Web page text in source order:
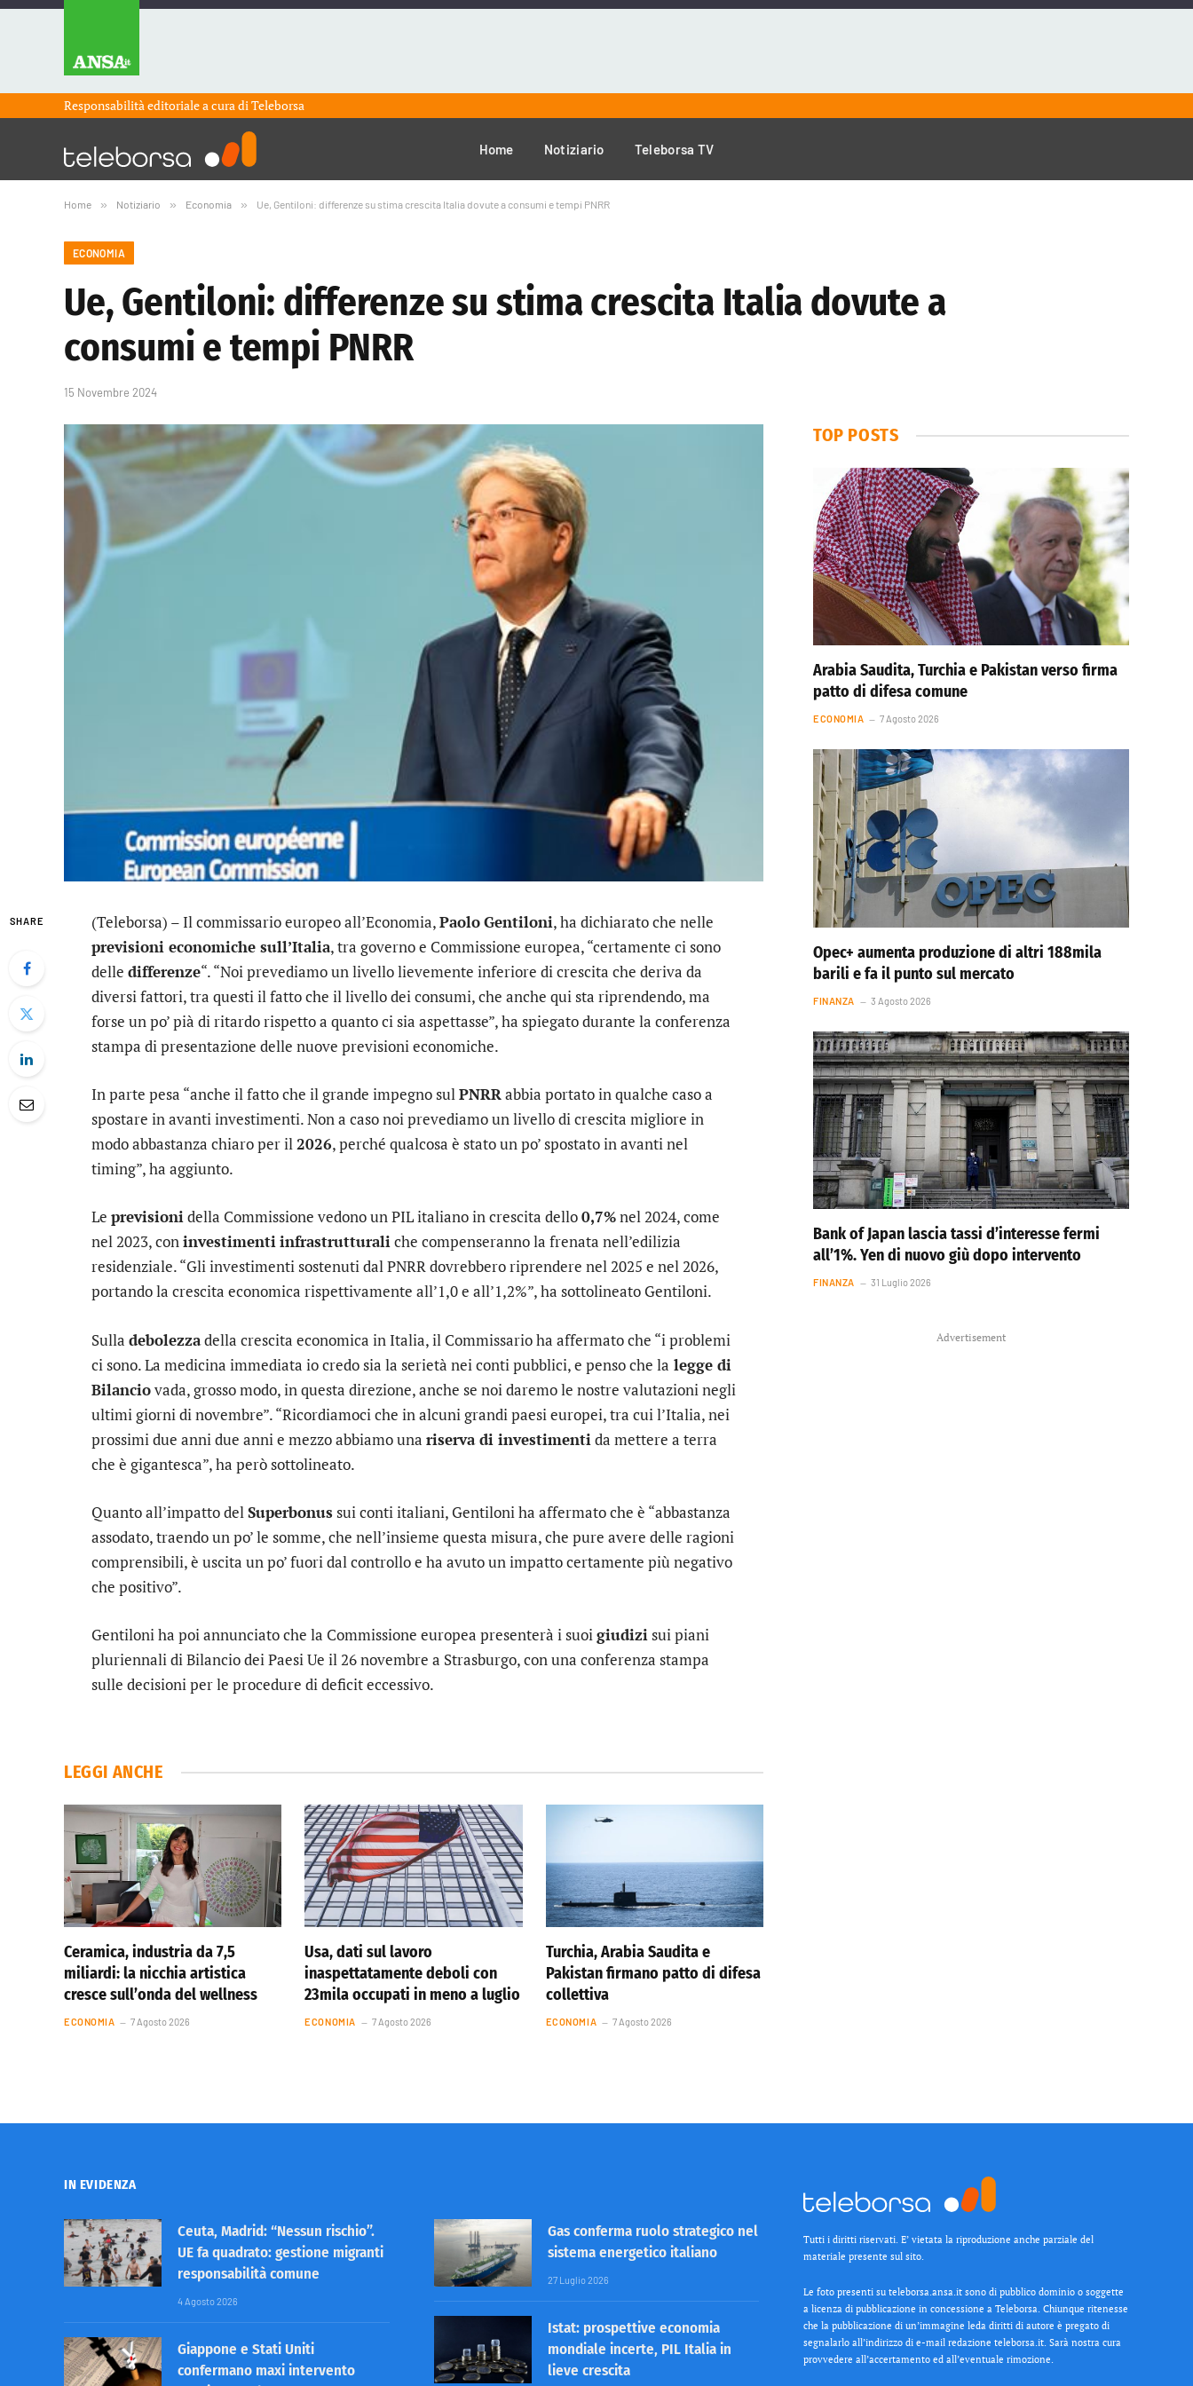
Responsabilità editoriale a cura diTeleborsa
Home Notiziario Teleborsa TV
Home » Notiziario » Economia » Ue, Gentiloni: differenze su stima crescita Italia dovute a consumi e tempi PNRR
ECONOMIA
Ue, Gentiloni: differenze su stima crescita Italia dovute a
consumi e tempi PNRR
15 Novembre 2024
SHARE (Teleborsa) – Il commissario europeo all’Economia,PaoloGentiloni, ha dichiarato che nelle
previsioni economiche sull’Italia, tra governo e Commissione europea, “certamente ci sono
delle differenze“. “Noi prevediamo un livello lievemente inferiore di crescita che deriva da
diversi fattori, tra questi il fatto che il livello dei consumi, che anche qui sta riprendendo, ma
forse un po’ pià di ritardo rispetto a quanto ci sia aspettasse”, ha spiegato durante la conferenza
stampa di presentazione delle nuove previsioni economiche.
In parte pesa “anche il fatto che il grande impegno sulPNRRabbia portato in qualche caso a
spostare in avanti investimenti. Non a caso noi prevediamo un livello di crescita migliore in
modo abbastanza chiaro per il2026, perché qualcosa è stato un po’ spostato in avanti nel
timing”, ha aggiunto.
Le previsionidella Commissione vedono un PIL italiano in crescita dello0,7%nel 2024, come
nel 2023, coninvestimentiinfrastrutturaliche compenseranno la frenata nell’edilizia
residenziale. “Gli investimenti sostenuti dal PNRR dovrebbero riprendere nel 2025 e nel 2026,
portando la crescita economica rispettivamente all’1,0 e all’1,2%”, ha sottolineato Gentiloni.
Sulla debolezzadella crescita economica in Italia, il Commissario ha affermato che “i problemi
ci sono. La medicina immediata io credo sia la serietà nei conti pubblici, e penso che la legge di
Bilanciovada, grosso modo, in questa direzione, anche se noi daremo le nostre valutazioni negli
ultimi giorni di novembre”. “Ricordiamoci che in alcuni grandi paesi europei, tra cui l’Italia, nei
prossimi due anni due anni e mezzo abbiamo una riserva di investimenti da mettere a terra
che è gigantesca”, ha però sottolineato.
Quanto all’impatto delSuperbonussui conti italiani, Gentiloni ha affermato che è “abbastanza
assodato, traendo un po’ le somme, che nell’insieme questa misura, che pure avere delle ragioni
comprensibili, è uscita un po’ fuori dal controllo e ha avuto un impatto certamente più negativo
che positivo”.
Gentiloni ha poi annunciato che la Commissione europea presenterà i suoigiudizisui piani
pluriennali di Bilancio dei Paesi Ue il 26 novembre a Strasburgo, con una conferenza stampa
sulle decisioni per le procedure di deficit eccessivo.
LEGGI ANCHE
Ceramica, industria da 7,5
miliardi: la nicchia artistica
cresce sull’onda del wellness
ECONOMIA 7 Agosto 2026
Usa, dati sul lavoro
inaspettatamente deboli con
23mila occupati in meno a luglio
ECONOMIA 7 Agosto 2026
Turchia, Arabia Saudita e
Pakistan firmano patto di difesa
collettiva
ECONOMIA 7 Agosto 2026
TOP POSTS
Arabia Saudita, Turchia e Pakistan verso firma
patto di difesa comune
ECONOMIA 7 Agosto 2026
Opec+ aumenta produzione di altri 188mila
barili e fa il punto sul mercato
FINANZA 3 Agosto 2026
Bank of Japan lascia tassi d’interesse fermi
all’1%. Yen di nuovo giù dopo intervento
FINANZA 31 Luglio 2026
Advertisement
IN EVIDENZA
Ceuta, Madrid: “Nessun rischio”.
UE fa quadrato: gestione migranti
responsabilità comune
4 Agosto 2026
Giappone e Stati Uniti
confermano maxi intervento
Gas conferma ruolo strategico nel
sistema energetico italiano
27 Luglio 2026
Istat: prospettive economia
mondiale incerte, PIL Italia in
lieve crescita
Tutti i diritti riservati. E’ vietata la riproduzione anche parziale del
materiale presente sul sito.
Le foto presenti su teleborsa.ansa.it sono di pubblico dominio o soggette
a licenza di pubblicazione in concessione a Teleborsa. Chiunque ritenesse
che la pubblicazione di un’immagine leda diritti di autore è pregato di
segnalarlo all’indirizzo di e-mail redazione teleborsa.it. Sarà nostra cura
provvedere all’accertamento ed all’eventuale rimozione.